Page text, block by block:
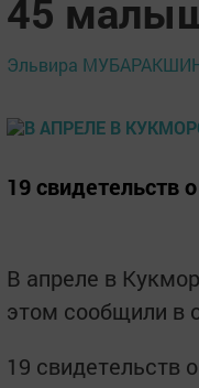
45
Эльвира
19 свидетельств
В апреле в
этом сообщили в
19 свидетельств